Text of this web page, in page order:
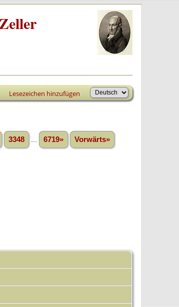
Lesezeichen hinzufügen
3348 6719»
Vorwärts»